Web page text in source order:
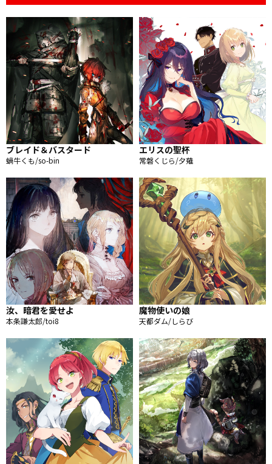
ブレイド＆バスタード
蝸牛くも/so-bin
エリスの聖杯
常磐くじら/夕薙
汝、暗君を愛せよ
本条謙太郎/toi8
魔物使いの娘
天都ダム/しらび